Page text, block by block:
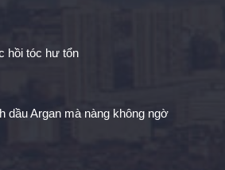
hồi tóc hư tổn
dầu Argan mà nàng không ngờ